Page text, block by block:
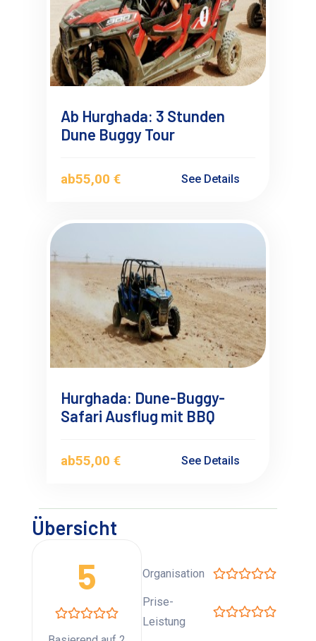
Ab Hurghada: 3 Stunden
Dune Buggy Tour
ab55,00 € See Details
Hurghada: Dune-Buggy-
Safari Ausflug mit BBQ
ab55,00 € See Details
Übersicht
5 Organisation
Prise-
Leistung